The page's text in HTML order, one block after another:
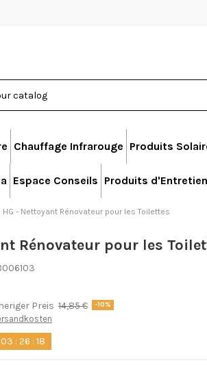
Chauffage Infrarouge Produits
Espace Conseils Produits d'Entretien
HG - Nettoyant Rénovateur pour les Toilettes
Rénovateur pour les
Preis 14,85 € -10%
03 :26 :17